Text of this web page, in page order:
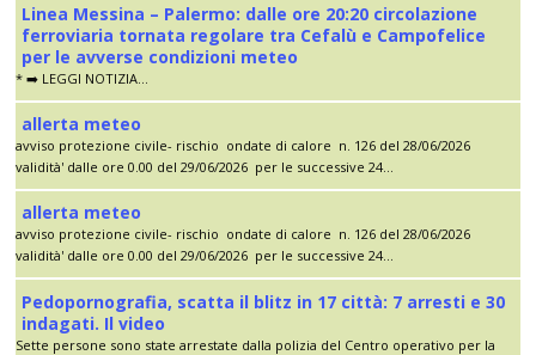
Linea Messina – Palermo: dalle ore 20:20 circolazione
ferroviaria tornata regolare tra Cefalù e Campofelice
per le avverse condizioni meteo
* ➡️ LEGGI NOTIZIA...
allerta meteo
avviso protezione civile- rischio ondate di calore n. 126 del 28/06/2026
validità' dalle ore 0.00 del 29/06/2026 per le successive 24...
allerta meteo
avviso protezione civile- rischio ondate di calore n. 126 del 28/06/2026
validità' dalle ore 0.00 del 29/06/2026 per le successive 24...
Pedopornografia, scatta il blitz in 17 città: 7 arresti e 30
indagati. Il video
Sette persone sono state arrestate dalla polizia del Centro operativo per la